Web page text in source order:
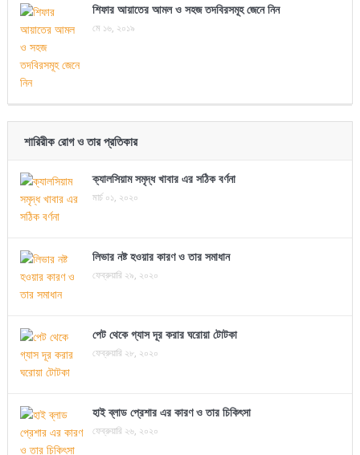
শিফার আয়াতের আমল ও সহজ তদবিরসমূহ জেনে নিন
মে ১৬, ২০১৯
শারিরীক রোগ ও তার প্রতিকার
ক্যালসিয়াম সমৃদ্ধ খাবার এর সঠিক বর্ণনা
মার্চ ০১, ২০২০
লিভার নষ্ট হওয়ার কারণ ও তার সমাধান
ফেব্রুয়ারি ২৯, ২০২০
পেট থেকে গ্যাস দূর করার ঘরোয়া টোটকা
ফেব্রুয়ারি ২৮, ২০২০
হাই ব্লাড প্রেশার এর কারণ ও তার চিকিৎসা
ফেব্রুয়ারি ২৬, ২০২০